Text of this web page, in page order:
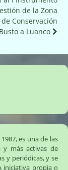
de la Zona
Conservación
a Luanco
es una de las
y más activas de
y periódicas, y se
iniciativa propia o